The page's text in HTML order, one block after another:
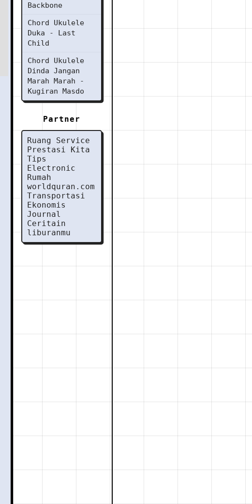
Backbone
Chord Ukulele
Duka - Last
Child
Chord Ukulele
Dinda Jangan
Marah Marah -
Kugiran Masdo
Partner
Ruang Service
Prestasi Kita
Tips
Electronic
Rumah
worldquran.com
Transportasi
Ekonomis
Journal
Ceritain
liburanmu